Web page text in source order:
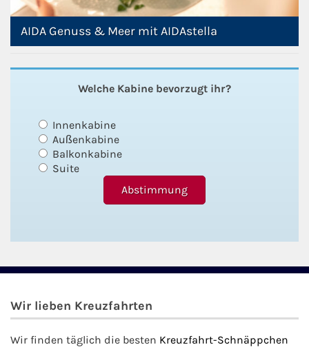
AIDA Genuss & Meer mit AIDAstella
Welche Kabine bevorzugt ihr?
Innenkabine
Außenkabine
Balkonkabine
Suite
Wir lieben Kreuzfahrten
Wir finden täglich die besten Kreuzfahrt-Schnäppchen